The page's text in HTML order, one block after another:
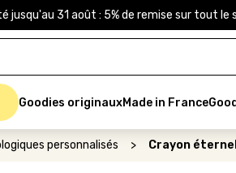
jusqu'au 31 août : 5% de remise sur tout
Goodies originauxMade in France
personnalisés > Crayon